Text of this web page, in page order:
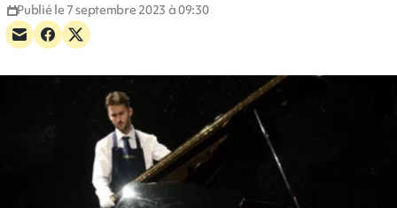
Publié le 7 septembre 2023 à 09:30